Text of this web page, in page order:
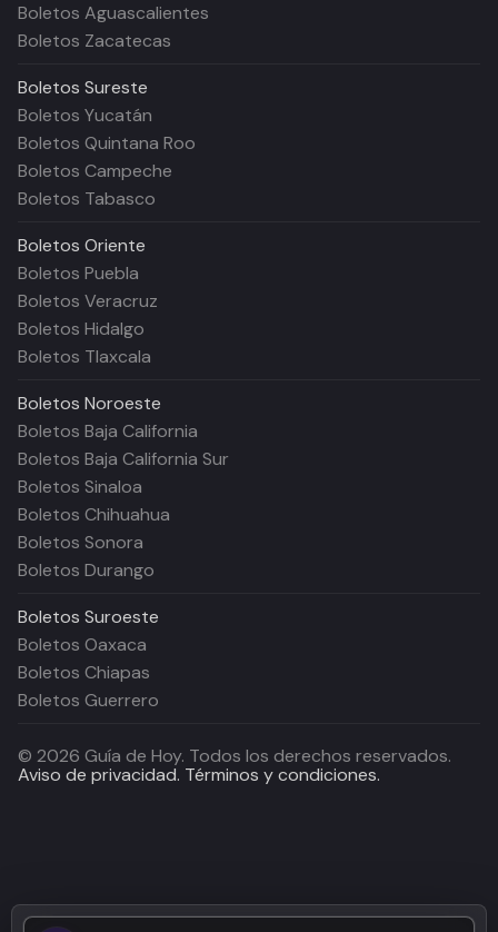
Boletos Aguascalientes
Boletos Zacatecas
Boletos Sureste
Boletos Yucatán
Boletos Quintana Roo
Boletos Campeche
Boletos Tabasco
Boletos Oriente
Boletos Puebla
Boletos Veracruz
Boletos Hidalgo
Boletos Tlaxcala
Boletos Noroeste
Boletos Baja California
Boletos Baja California Sur
Boletos Sinaloa
Boletos Chihuahua
Boletos Sonora
Boletos Durango
Boletos Suroeste
Boletos Oaxaca
Boletos Chiapas
Boletos Guerrero
© 2026 Guía de Hoy. Todos los derechos reservados.
Aviso de privacidad. Términos y condiciones.